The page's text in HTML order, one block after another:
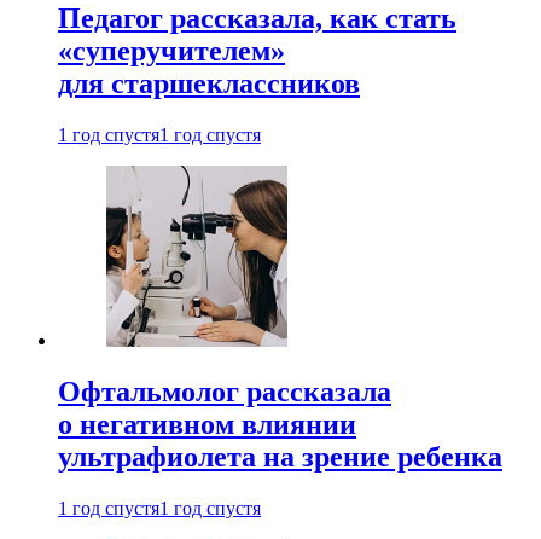
Педагог рассказала, как стать
«суперучителем»
для старшеклассников
1 год спустя1 год спустя
Офтальмолог рассказала
о негативном влиянии
ультрафиолета на зрение ребенка
1 год спустя1 год спустя